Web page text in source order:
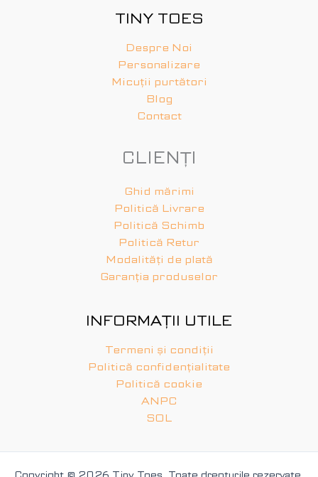
TINY TOES
Despre Noi
Personalizare
Micuții purtători
Blog
Contact
CLIENȚI
Ghid mărimi
Politică Livrare
Politică Schimb
Politică Retur
Modalități de plată
Garanția produselor
INFORMAȚII UTILE
Termeni și condiții
Politică confidențialitate
Politică cookie
ANPC
SOL